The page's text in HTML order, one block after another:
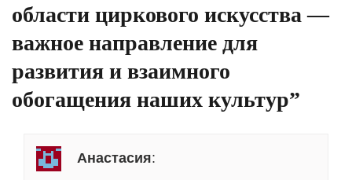
области циркового искусства —
важное направление для
развития и взаимного
обогащения наших культур”
Анастасия: